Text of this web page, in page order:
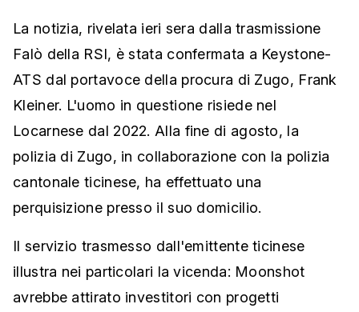
La notizia, rivelata ieri sera dalla trasmissione
Falò della RSI, è stata confermata a Keystone-
ATS dal portavoce della procura di Zugo, Frank
Kleiner. L'uomo in questione risiede nel
Locarnese dal 2022. Alla fine di agosto, la
polizia di Zugo, in collaborazione con la polizia
cantonale ticinese, ha effettuato una
perquisizione presso il suo domicilio.
Il servizio trasmesso dall'emittente ticinese
illustra nei particolari la vicenda: Moonshot
avrebbe attirato investitori con progetti